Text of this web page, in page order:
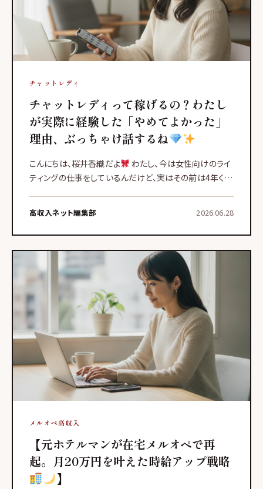
チャットレディ
チャットレディって稼げるの？わたし
が実際に経験した「やめてよかった」
理由、ぶっちゃけ話するね
こんにちは、桜井香織だよ
わたし、今は女性向けのライ
ティングの仕事をしているんだけど、実はその前は4年くら
性の
高収入ネット編集部 2026.06.28
メルオペ高収入
【元ホテルマンが在宅メルオペで再
起。月20万円を叶えた時給アップ戦略
】